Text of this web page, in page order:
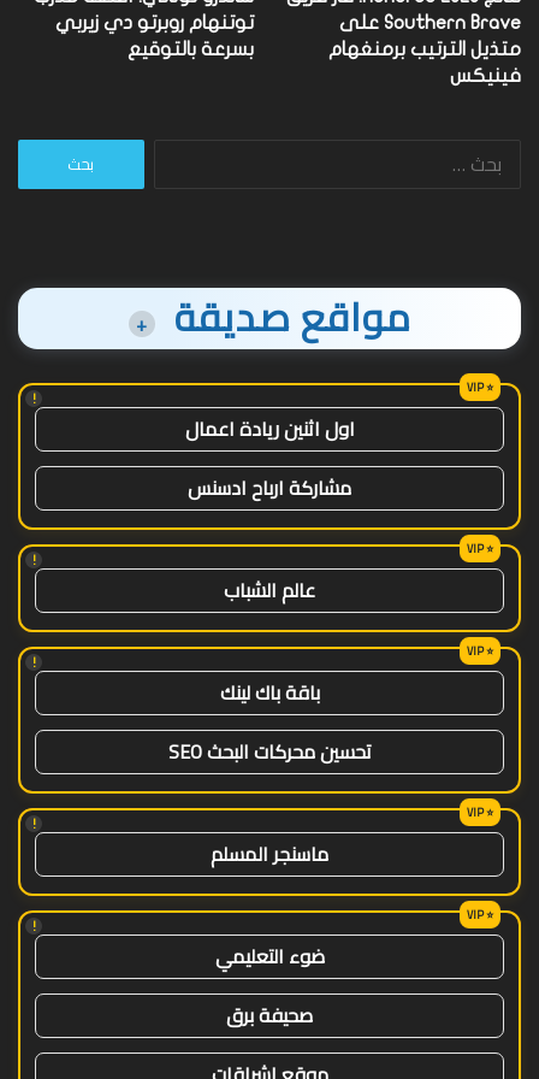
Southern Brave على
متذيل الترتيب برمنغهام
فينيكس
توتنهام روبرتو دي زيربي
بسرعة بالتوقيع
البحث
مواقع صديقة +
!
اول اثنين ريادة اعمال
مشاركة ارباح ادسنس
!
عالم الشباب
!
باقة باك لينك
تحسين محركات البحث SEO
!
ماسنجر المسلم
!
ضوء التعليمي
صحيفة برق